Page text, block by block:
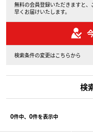
無料の会員登録いただきますと
早くお届けいたします。
検索条件の変更はこちらから
検
0件中、 0件を表示中